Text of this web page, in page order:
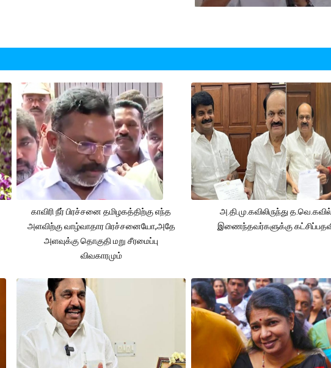
காவிரி நீர் பிரச்சனை தமிழகத்திற்கு எந்த
அளவிற்கு வாழ்வாதார பிரச்சனையோ,அதே
அளவுக்கு தொகுதி மறு சீரமைப்பு
விவகாரமும்
அ.தி.மு.கவிலிருந்து
இணைந்தவர்களுக்கு